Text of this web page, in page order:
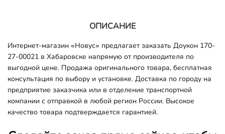
ОПИСАНИЕ
Интернет-магазин «Новус» предлагает заказать Доукон 170-
27-00021 в Хабаровске напрямую от производителя по
выгодной цене. Продажа оригинального товара, бесплатная
консультация по выбору и установке. Доставка по городу на
предприятие заказчика или в отделение транспортной
компании с отправкой в любой регион России. Высокое
качество товара подтверждается гарантией.